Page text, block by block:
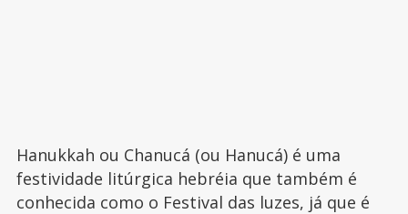
Hanukkah ou Chanucá (ou Hanucá) é uma
festividade litúrgica hebréia que também é
conhecida como o Festival das luzes, já que é